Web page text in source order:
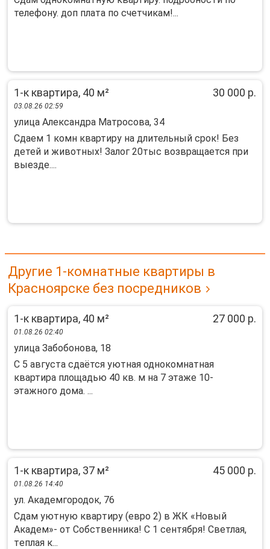
телефону. доп плата по счетчикам!...
1-к квартира, 40 м² 30 000 р.
03.08.26 02:59
улица Александра Матросова, 34
Сдаем 1 комн квартиру на длительный срок! Без
детей и животных! Залог 20тыс возвращается при
выезде....
Другие 1-комнатные квартиры в
Красноярске без посредников
1-к квартира, 40 м² 27 000 р.
01.08.26 02:40
улица Забобонова, 18
С 5 августа сдаётся уютная однокомнатная
квартира площадью 40 кв. м на 7 этаже 10-
этажного дома. ...
1-к квартира, 37 м² 45 000 р.
01.08.26 14:40
ул. Академгородок, 76
Cдaм уютную кваpтиpу (eвpo 2) в ЖК «Новый
Акaдем»- oт Сoбcтвeнника! С 1 cентября! Cвeтлaя,
тeплaя к...